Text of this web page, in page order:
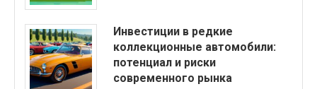
Инвестиции в редкие
коллекционные автомобили:
потенциал и риски
современного рынка